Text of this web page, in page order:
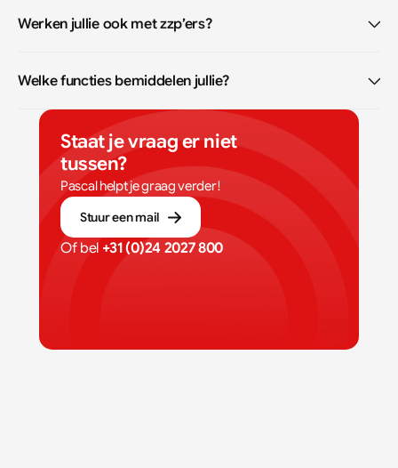
Werken jullie ook met zzp’ers?
Welke functies bemiddelen jullie?
Staat je vraag er niet
tussen?
Pascal helpt je graag verder!
Stuur een mail
Of bel +31 (0)24 2027 800